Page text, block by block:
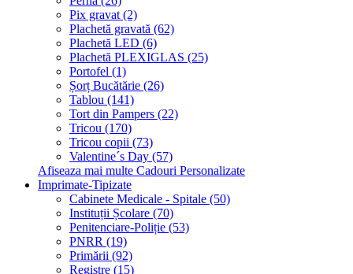
Pix gravat (2)
Plachetă gravată (62)
Plachetă LED (6)
Plachetă PLEXIGLAS (25)
Portofel (1)
Șorț Bucătărie (26)
Tablou (141)
Tort din Pampers (22)
Tricou (170)
Tricou copii (73)
Valentine´s Day (57)
Afiseaza mai multe Cadouri Personalizate
Imprimate-Tipizate
Cabinete Medicale - Spitale (50)
Instituții Școlare (70)
Penitenciare-Poliție (53)
PNRR (19)
Primării (92)
Registre (15)